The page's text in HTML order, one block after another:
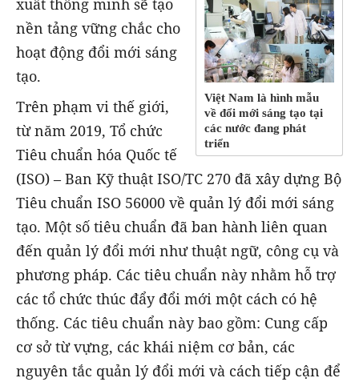
Việt Nam là hình mẫu
về đổi mới sáng tạo tại
các nước đang phát
triển
xuất thông minh sẽ tạo
nền tảng vững chắc cho
hoạt động đổi mới sáng
tạo.
Trên phạm vi thế giới,
từ năm 2019, Tổ chức
Tiêu chuẩn hóa Quốc tế
(ISO) – Ban Kỹ thuật ISO/TC 270 đã xây dựng Bộ
Tiêu chuẩn ISO 56000 về quản lý đổi mới sáng
tạo. Một số tiêu chuẩn đã ban hành liên quan
đến quản lý đổi mới như thuật ngữ, công cụ và
phương pháp. Các tiêu chuẩn này nhằm hỗ trợ
các tổ chức thúc đẩy đổi mới một cách có hệ
thống. Các tiêu chuẩn này bao gồm: Cung cấp
cơ sở từ vựng, các khái niệm cơ bản, các
nguyên tắc quản lý đổi mới và cách tiếp cận để